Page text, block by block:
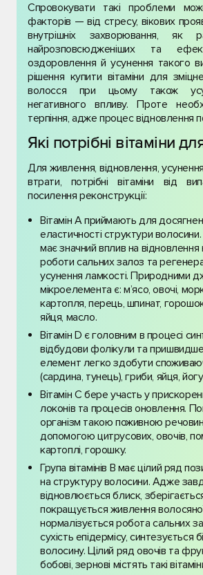
Спровокувати такі проблеми
факторів — від стресу, вікових
внутрішніх захворювання,
найрозповсюдженіших та
оздоровлення й усунення такого
рішення купити вітаміни для
волосся при цьому також
негативного впливу. Проте
терпіння, адже процес відновлення
Які потрібні вітаміни
Для живлення, відновлення,
втрати, потрібні вітаміни від
посилення реконструкції:
Вітамін А приймають для
еластичності структури волосини.
має значний вплив на відновлення
роботи сальних залоз та
усунення ламкості. Природними
мікроелемента є: м’ясо, овочі,
картопля, перець, шпинат,
яйця, масло.
Вітамін D є головним в процесі
відбудови фолікули та
елемент легко здобути
(сардина, тунець), гриби, яйця,
Вітамін С бере участь у
локонів та процесів оновлення.
організм такою поживною
допомогою цитрусових, овочів,
картоплі, горошку.
Група вітамінів В має цілий ряд
на структуру волосини. Адже
відновлюється блиск,
покращується живлення
нормалізується робота сальних
сухість епідермісу,
волосину. Цілий ряд овочів та
бобові, зернові містять такі